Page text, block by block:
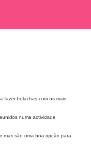
fazer bolachas com os mais
numa actividade
mas são uma boa opção para